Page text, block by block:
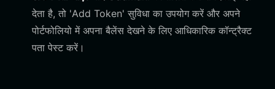
देता है, तो 'Add Token' सुविधा का उपयोग करें और अपने
पोर्टफोलियो में अपना बैलेंस देखने के लिए आधिकारिक कॉन्ट्रैक्ट
पता पेस्ट करें।